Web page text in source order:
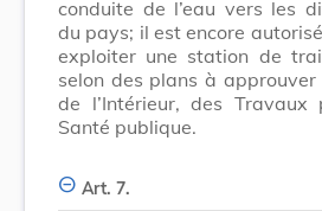
conduite de l’eau vers les
du pays; il est encore
exploiter une station de
selon des plans à
de l’Intérieur, des
Santé publique.
Art. 7.